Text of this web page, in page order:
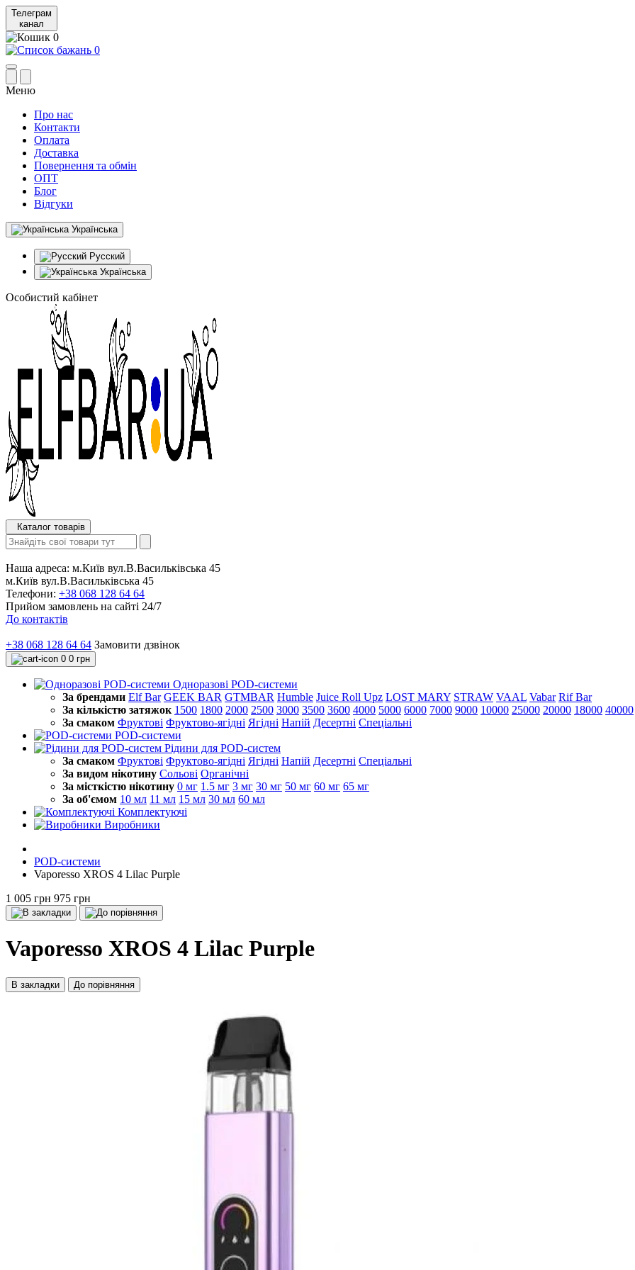
Телеграм
канал
0
0
Меню
Про нас
Контакти
Оплата
Доставка
Повернення та обмін
ОПТ
Блог
Відгуки
Українська
Русский
Українська
Особистий кабінет
Каталог товарів
Наша адреса: м.Київ вул.В.Васильківська 45
м.Київ вул.В.Васильківська 45
Телефони: +38 068 128 64 64
Прийом замовлень на сайті 24/7
До контактів
+38 068 128 64 64 Замовити дзвінок
0 0 грн
Одноразові POD-системи
За брендами Elf Bar GEEK BAR GTMBAR Humble Juice Roll Upz LOST MARY STRAW VAAL Vabar Rif Bar
За кількістю затяжок 1500 1800 2000 2500 3000 3500 3600 4000 5000 6000 7000 9000 10000 25000 20000 18000 40000
За смаком Фруктові Фруктово-ягідні Ягідні Напій Десертні Спеціальні
POD-системи
Рідини для POD-систем
За смаком Фруктові Фруктово-ягідні Ягідні Напій Десертні Спеціальні
За видом нікотину Сольові Органічні
За місткістю нікотину 0 мг 1.5 мг 3 мг 30 мг 50 мг 60 мг 65 мг
За об'ємом 10 мл 11 мл 15 мл 30 мл 60 мл
Комплектуючі
Виробники
POD-системи
Vaporesso XROS 4 Lilac Purple
1 005 грн 975 грн
Vaporesso XROS 4 Lilac Purple
В закладки До порівняння